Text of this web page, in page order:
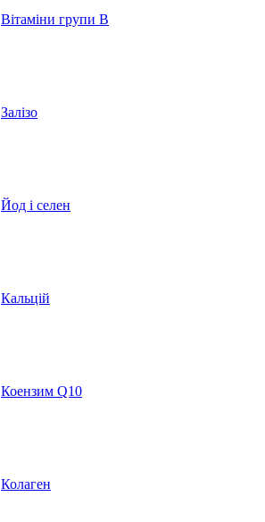
Вітаміни групи В
Залізо
Йод і селен
Кальцій
Коензим Q10
Колаген